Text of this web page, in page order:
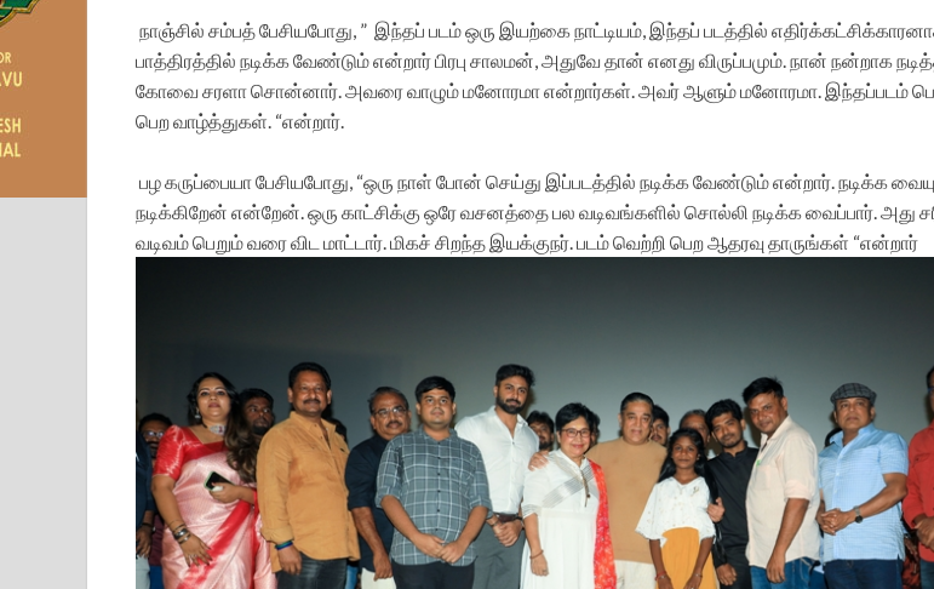
நாஞ்சில் சம்பத் பேசியபோது, ” இந்தப் படம் ஒரு இயற்கை நாட்டியம், இந்தப் படத்தில்
பாத்திரத்தில் நடிக்க வேண்டும் என்றார் பிரபு சாலமன், அதுவே தான் எனது விருப்பமும். நான் நன்றாக
கோவை சரளா சொன்னார். அவரை வாழும் மனோரமா என்றார்கள். அவர் ஆளும் மனோரமா. இந்தப்படம்
பெற வாழ்த்துகள். “என்றார்.
பழ கருப்பையா பேசியபோது, “ஒரு நாள் போன் செய்து இப்படத்தில் நடிக்க வேண்டும் என்றார். நடிக்க
நடிக்கிறேன் என்றேன். ஒரு காட்சிக்கு ஒரே வசனத்தை பல வடிவங்களில் சொல்லி நடிக்க வைப்பார். அது
வடிவம் பெறும் வரை விட மாட்டார். மிகச் சிறந்த இயக்குநர். படம் வெற்றி பெற ஆதரவு தாருங்கள் “என்றார்